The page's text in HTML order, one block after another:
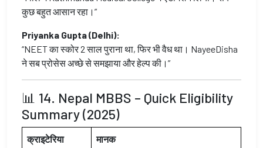
कुछ बहुत आसान रहा।”
Priyanka Gupta (Delhi):
“NEET का स्कोर 2 साल पुराना था, फिर भी वैध था। NayeeDisha
ने सब प्रोसेस अच्छे से समझाया और हेल्प की।”
📊 14. Nepal MBBS – Quick Eligibility
Summary (2025)
क्राइटेरिया मानक